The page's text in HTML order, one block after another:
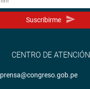
Suscribirme
CENTRO DE ATENCIÓN
prensa@congreso.gob.pe